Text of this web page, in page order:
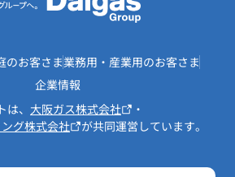
のお客さま業務用・産業用のお客さま
企業情報
、 大阪ガス株式会社
・
グ株式会社
が共同運営しています。